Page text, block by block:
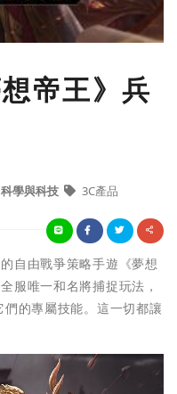
帝王》兵
科學與科技 3C產品
自由戰爭策略手遊《夢想
服唯一和名將捕捉玩法，
的專屬技能。這一切都讓